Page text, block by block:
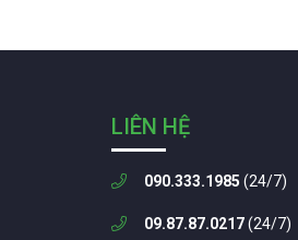
LIÊN HỆ
090.333.1985 (24/7)
09.87.87.0217(24/7)